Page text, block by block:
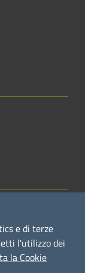
2026 • Comune di
• Powered by
e di terze
l'utilizzo dei
la Cookie